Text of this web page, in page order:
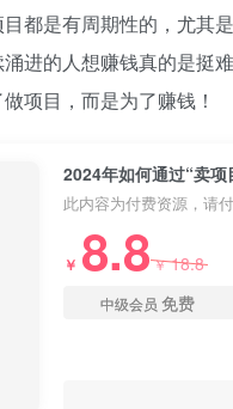
都是有周期性的，尤其
进的人想赚钱真的是挺
项目，而是为了赚钱！
2024年如何通过“卖
此内容为付费资源，请
￥ 8.8￥18.8
中级会员 免费